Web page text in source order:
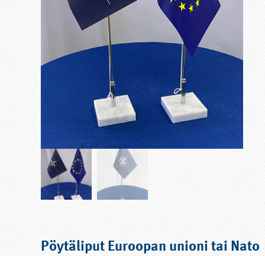
Pöytäliput Euroopan unioni tai Nato